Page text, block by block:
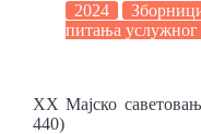
2024
питања
XX Мајско
440)